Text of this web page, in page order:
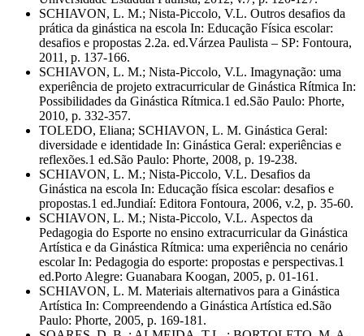
SCHIAVON, L. M.; Nista-Piccolo, V.L. Outros desafios da
prática da ginástica na escola In: Educação Física escolar:
desafios e propostas 2.2a. ed.Várzea Paulista – SP: Fontoura,
2011, p. 137-166.
SCHIAVON, L. M.; Nista-Piccolo, V.L. Imagynação: uma
experiência de projeto extracurricular de Ginástica Rítmica In:
Possibilidades da Ginástica Rítmica.1 ed.São Paulo: Phorte,
2010, p. 332-357.
TOLEDO, Eliana; SCHIAVON, L. M. Ginástica Geral:
diversidade e identidade In: Ginástica Geral: experiências e
reflexões.1 ed.São Paulo: Phorte, 2008, p. 19-238.
SCHIAVON, L. M.; Nista-Piccolo, V.L. Desafios da
Ginástica na escola In: Educação física escolar: desafios e
propostas.1 ed.Jundiaí: Editora Fontoura, 2006, v.2, p. 35-60.
SCHIAVON, L. M.; Nista-Piccolo, V.L. Aspectos da
Pedagogia do Esporte no ensino extracurricular da Ginástica
Artística e da Ginástica Rítmica: uma experiência no cenário
escolar In: Pedagogia do esporte: propostas e perspectivas.1
ed.Porto Alegre: Guanabara Koogan, 2005, p. 01-161.
SCHIAVON, L. M. Materiais alternativos para a Ginástica
Artística In: Compreendendo a Ginástica Artística ed.São
Paulo: Phorte, 2005, p. 169-181.